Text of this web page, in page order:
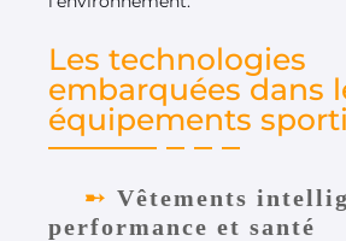
Les technologies
embarquées dans
équipements
Vêtements
performance et santé